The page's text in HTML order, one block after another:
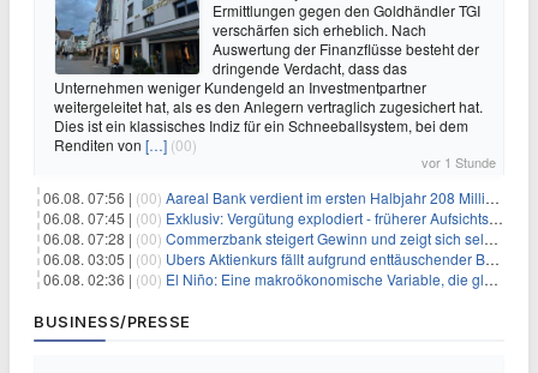
Ermittlungen gegen den Goldhändler TGI
verschärfen sich erheblich. Nach
Auswertung der Finanzflüsse besteht der
dringende Verdacht, dass das
Unternehmen weniger Kundengeld an Investmentpartner
weitergeleitet hat, als es den Anlegern vertraglich zugesichert hat.
Dies ist ein klassisches Indiz für ein Schneeballsystem, bei dem
Renditen von […] (00)
vor 1 Stunde
06.08. 07:56 | (00) Aareal Bank verdient im ersten Halbjahr 208 Millionen Euro
06.08. 07:45 | (00) Exklusiv: Vergütung explodiert - früherer Aufsichtsratschef gibt aus Protest Ehrentitel ab
06.08. 07:28 | (00) Commerzbank steigert Gewinn und zeigt sich selbstbewusst gegenüber Unicredit
06.08. 03:05 | (00) Ubers Aktienkurs fällt aufgrund enttäuschender Buchungsprognose
06.08. 02:36 | (00) El Niño: Eine makroökonomische Variable, die globale Wirtschaftslandschaften umgestaltet
BUSINESS/PRESSE